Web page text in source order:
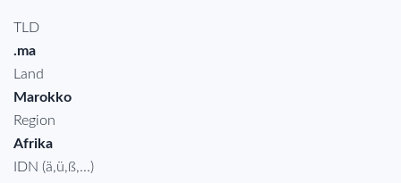
TLD
.ma
Land
Marokko
Region
Afrika
IDN (ä,ü,ß,...)